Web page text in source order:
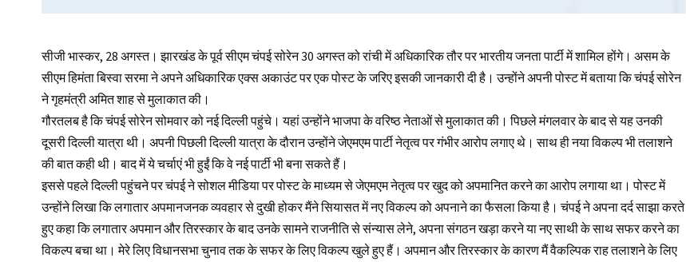
सीजी भास्कर, 28 अगस्त। झारखंड के पूर्व सीएम चंपई सोरेन 30 अगस्त को रांची में अधिकारिक तौर पर भारतीय जनता पार्टी में शामिल होंगे। असम के
सीएम हिमंता बिस्वा सरमा ने अपने अधिकारिक एक्स अकाउंट पर एक पोस्ट के जरिए इसकी जानकारी दी है। उन्होंने अपनी पोस्ट में बताया कि चंपई सोरेन
ने गृहमंत्री अमित शाह से मुलाकात की।
गौरतलब है कि चंपई सोरेन सोमवार को नई दिल्ली पहुंचे। यहां उन्होंने भाजपा के वरिष्ठ नेताओं से मुलाकात की। पिछले मंगलवार के बाद से यह उनकी
दूसरी दिल्ली यात्रा थी। अपनी पिछली दिल्ली यात्रा के दौरान उन्होंने जेएमएम पार्टी नेतृत्व पर गंभीर आरोप लगाए थे। साथ ही नया विकल्प भी तलाशने
की बात कही थी। बाद में ये चर्चाएं भी हुईं कि वे नई पार्टी भी बना सकते हैं।
इससे पहले दिल्ली पहुंचने पर चंपई ने सोशल मीडिया पर पोस्ट के माध्यम से जेएमएम नेतृत्व पर खुद को अपमानित करने का आरोप लगाया था। पोस्ट में
उन्होंने लिखा कि लगातार अपमानजनक व्यवहार से दुखी होकर मैंने सियासत में नए विकल्प को अपनाने का फैसला किया है। चंपई ने अपना दर्द साझा करते
हुए कहा कि लगातार अपमान और तिरस्कार के बाद उनके सामने राजनीति से संन्यास लेने, अपना संगठन खड़ा करने या नए साथी के साथ सफर करने का
विकल्प बचा था। मेरे लिए विधानसभा चुनाव तक के सफर के लिए विकल्प खुले हुए हैं। अपमान और तिरस्कार के कारण मैं वैकल्पिक राह तलाशने के लिए